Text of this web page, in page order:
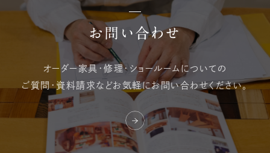
お問い合わせ
オーダー家具・修理・ ショールームについての
ご質問・資料請求などお気軽にお問い合わせください。